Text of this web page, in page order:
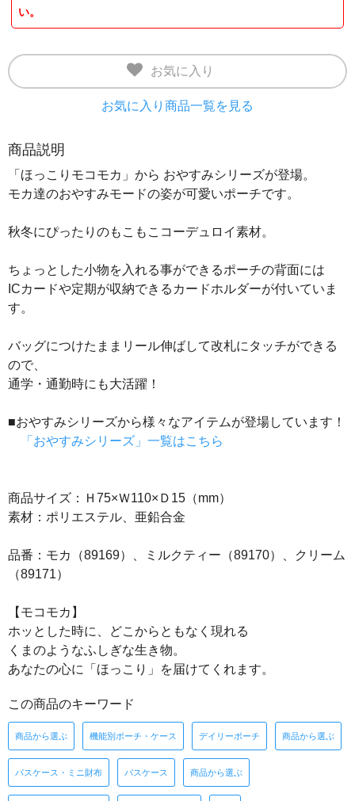
い。
お気に入り
お気に入り商品一覧を見る
商品説明
「ほっこりモコモカ」から おやすみシリーズが登場。
モカ達のおやすみモードの姿が可愛いポーチです。
秋冬にぴったりのもこもこコーデュロイ素材。
ちょっとした小物を入れる事ができるポーチの背面には
ICカードや定期が収納できるカードホルダーが付いていま
す。
バッグにつけたままリール伸ばして改札にタッチができる
ので、
通学・通勤時にも大活躍！
■おやすみシリーズから様々なアイテムが登場しています！
「おやすみシリーズ」一覧はこちら
商品サイズ：Ｈ75×Ｗ110×Ｄ15（mm）
素材：ポリエステル、亜鉛合金
品番：モカ（89169）、ミルクティー（89170）、クリーム
（89171）
【モコモカ】
ホッとした時に、どこからともなく現れる
くまのようなふしぎな生き物。
あなたの心に「ほっこり」を届けてくれます。
この商品のキーワード
商品から選ぶ 機能別ポーチ・ケース デイリーポーチ 商品から選ぶ
パスケース・ミニ財布 パスケース 商品から選ぶ